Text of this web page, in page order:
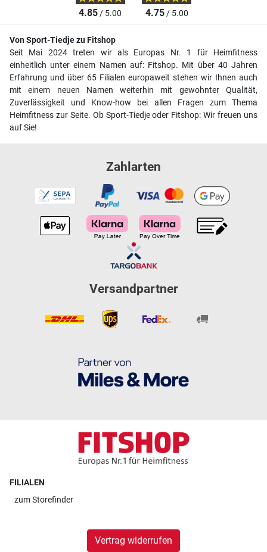
4.85/ 5.00 4.75/ 5.00
Von Sport-Tiedje zu Fitshop
Seit Mai 2024 treten wir als Europas Nr. 1 für Heimfitness
einheitlich unter einem Namen auf: Fitshop. Mit über 40 Jahren
Erfahrung und über 65 Filialen europaweit stehen wir Ihnen auch
mit einem neuen Namen weiterhin mit gewohnter Qualität,
Zuverlässigkeit und Know-how bei allen Fragen zum Thema
Heimfitness zur Seite. Ob Sport-Tiedje oder Fitshop: Wir freuen uns
auf Sie!
Zahlarten
Versandpartner
FILIALEN
zumStorefinder
Vertrag widerrufen